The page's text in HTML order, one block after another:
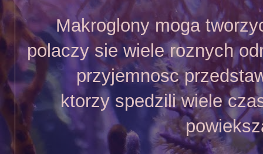
Makroglony moga
polaczy sie wiele roznych
przyjemnosc
ktorzy spedzili wiele